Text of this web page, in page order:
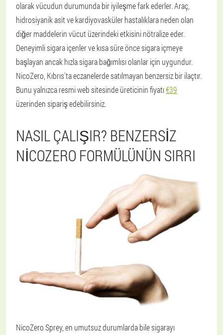
olarak vücudun durumunda bir iyileşme fark ederler. Araç,
hidrosiyanik asit ve kardiyovasküler hastalıklara neden olan
diğer maddelerin vücut üzerindeki etkisini nötralize eder.
Deneyimli sigara içenler ve kısa süre önce sigara içmeye
başlayan ancak hızla sigara bağımlısı olanlar için uygundur.
NicoZero, Kıbrıs'ta eczanelerde satılmayan benzersiz bir ilaçtır.
Bunu yalnızca resmi web sitesinde üreticinin fiyatı€39
üzerinden sipariş edebilirsiniz.
NASIL ÇALIŞIR? BENZERSIZ
NICOZERO FORMÜLÜNÜN SIRRI
NicoZero Sprey, en umutsuz durumlarda bile sigarayı